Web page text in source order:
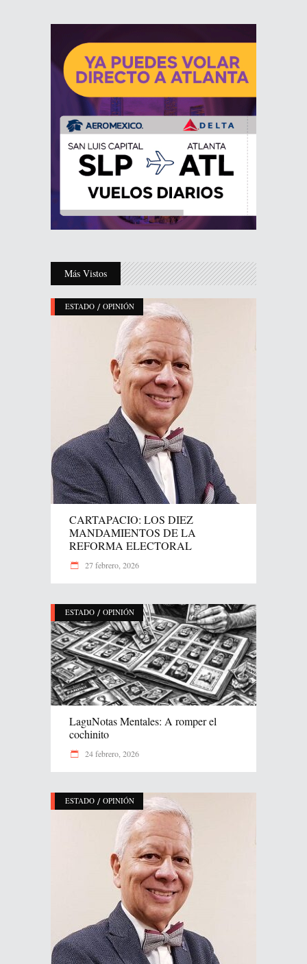
Más Vistos
ESTADO / OPINIÓN
CARTAPACIO: LOS DIEZ
MANDAMIENTOS DE LA
REFORMA ELECTORAL
27 febrero, 2026
ESTADO / OPINIÓN
LaguNotas Mentales: A romper el
cochinito
24 febrero, 2026
ESTADO / OPINIÓN